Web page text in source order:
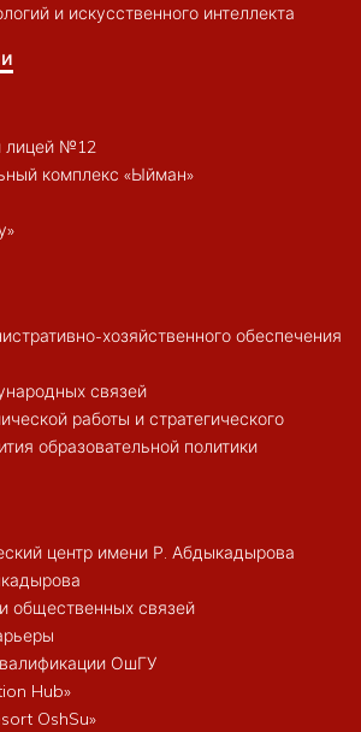
и искусственного интеллекта
лицей №12
комплекс «Ыйман»
хозяйственного обеспечения
связей
работы и стратегического
образовательной политики
центр имени Р. Абдыкадырова
общественных связей
ОшГУ
Hub»
OshSu»